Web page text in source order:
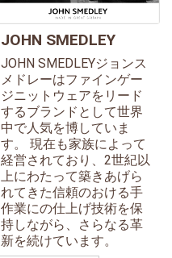
JOHN SMEDLEY
JOHN SMEDLEYジョンス
メドレーはファインゲー
ジニットウェアをリード
するブランドとして世界
中で人気を博していま
す。 現在も家族によって
経営されており、2世紀以
上にわたって築きあげら
れてきた信頼のおける手
作業にの仕上げ技術を保
持しながら、さらなる革
新を続けています。